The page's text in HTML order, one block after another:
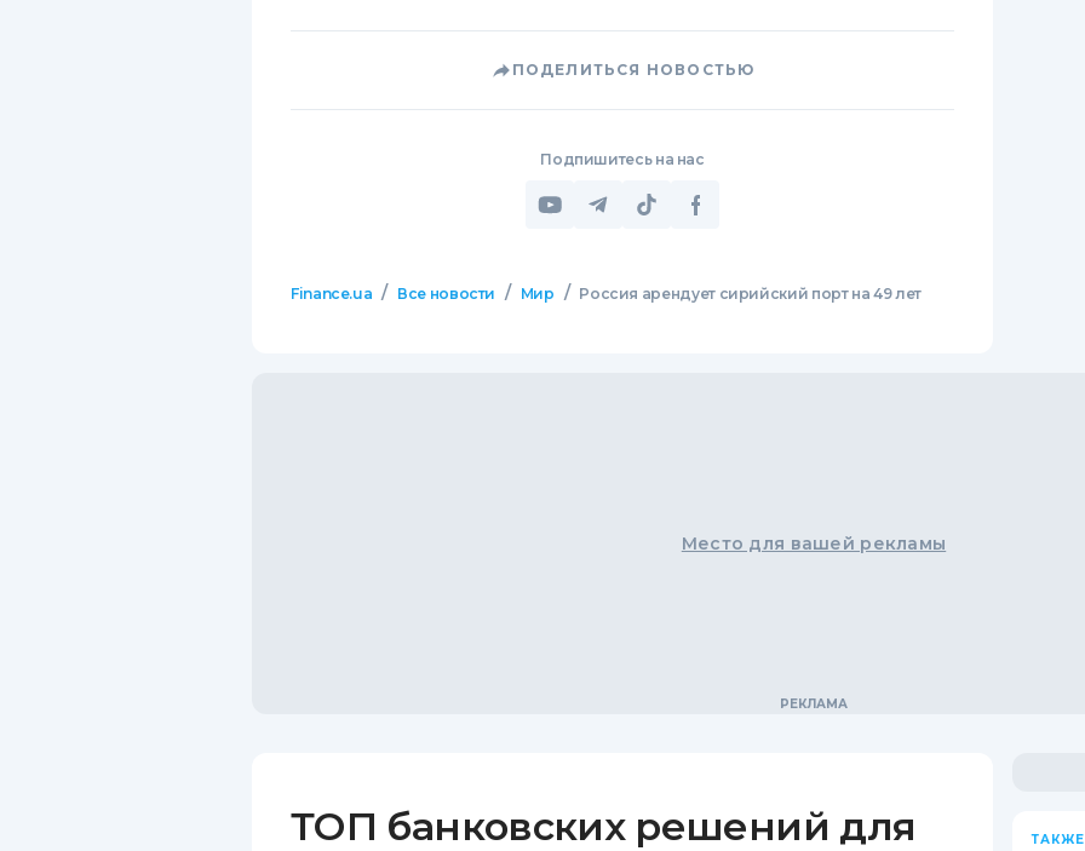
ПОДЕЛИТЬСЯ НОВОСТЬЮ
Подпишитесь на нас
Finance.ua / Все новости / Мир / Россия арендует сирийский порт на 49 лет
Место для вашей рекламы
ТОП банковских решений для